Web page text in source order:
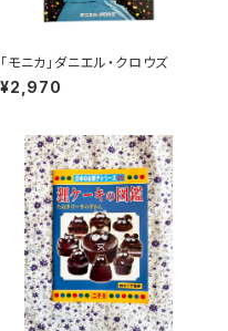
「モニカ」ダニエル・クロウズ
¥2,970